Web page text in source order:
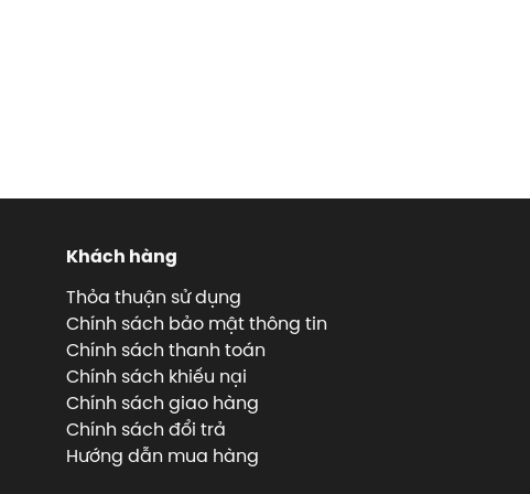
Khách hàng
Thỏa thuận sử dụng
Chính sách bảo mật thông tin
Chính sách thanh toán
Chính sách khiếu nại
Chính sách giao hàng
Chính sách đổi trả
Hướng dẫn mua hàng